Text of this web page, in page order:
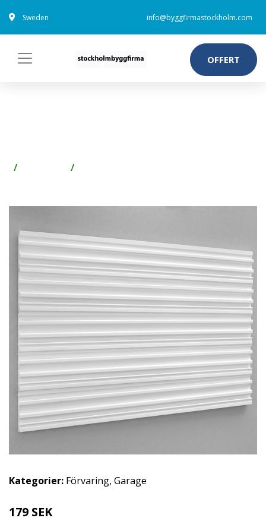
Sweden info@byggfirmastockholm.com
OFFERT
Kategorier: Förvaring, Garage
179 SEK